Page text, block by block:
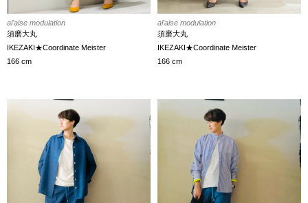
al'aise modulation
須磨大丸
IKEZAKI★Coordinate Meister
166 cm
al'aise modulation
須磨大丸
IKEZAKI★Coordinate Meister
166 cm